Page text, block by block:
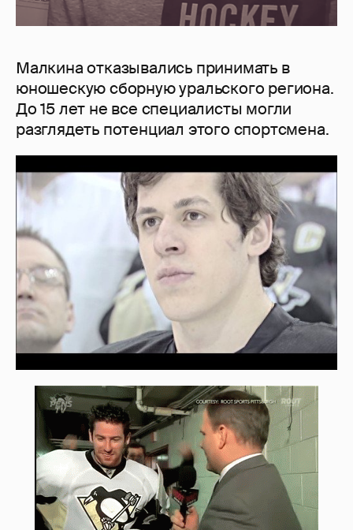
Малкина отказывались принимать в
юношескую сборную уральского региона.
До 15 лет не все специалисты могли
разглядеть потенциал этого спортсмена.